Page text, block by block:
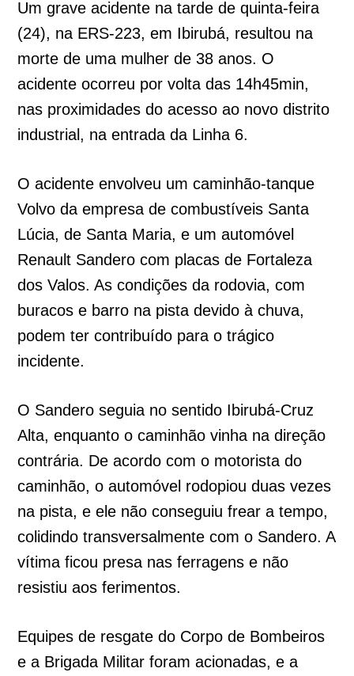
Um grave acidente na tarde de quinta-feira
(24), na ERS-223, em Ibirubá, resultou na
morte de uma mulher de 38 anos. O
acidente ocorreu por volta das 14h45min,
nas proximidades do acesso ao novo distrito
industrial, na entrada da Linha 6.
O acidente envolveu um caminhão-tanque
Volvo da empresa de combustíveis Santa
Lúcia, de Santa Maria, e um automóvel
Renault Sandero com placas de Fortaleza
dos Valos. As condições da rodovia, com
buracos e barro na pista devido à chuva,
podem ter contribuído para o trágico
incidente.
O Sandero seguia no sentido Ibirubá-Cruz
Alta, enquanto o caminhão vinha na direção
contrária. De acordo com o motorista do
caminhão, o automóvel rodopiou duas vezes
na pista, e ele não conseguiu frear a tempo,
colidindo transversalmente com o Sandero. A
vítima ficou presa nas ferragens e não
resistiu aos ferimentos.
Equipes de resgate do Corpo de Bombeiros
e a Brigada Militar foram acionadas, e a